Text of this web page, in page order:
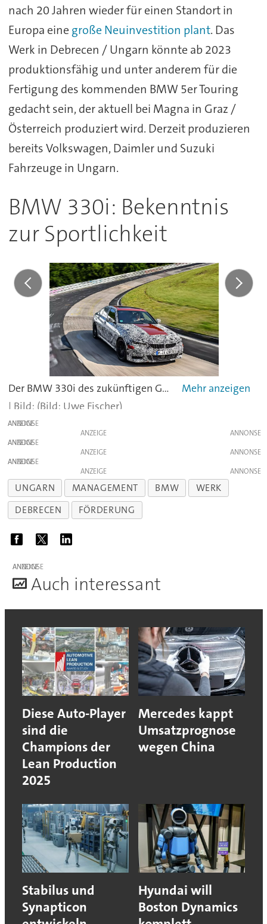
nach 20 Jahren wieder für einen Standort in
Europa eine große Neuinvestition plant. Das
Werk in Debrecen / Ungarn könnte ab 2023
produktionsfähig und unter anderem für die
Fertigung des kommenden BMW 5er Touring
gedacht sein, der aktuell bei Magna in Graz /
Österreich produziert wird. Derzeit produzieren
bereits Volkswagen, Daimler und Suzuki
Fahrzeuge in Ungarn.
BMW 330i: Bekenntnis
zur Sportlichkeit
Der BMW 330i des zukünftigen G20 soll das Kernmodell der neuen Baureihe werden.
(Bild: Uwe Fischer)
ANZEIGE
ANZEIGE
ANZEIGE
ANZEIGE
ANZEIGE
ANZEIGE
UNGARN MANAGEMENT BMW
WERK
DEBRECEN
FÖRDERUNG
ANZEIGE
Auch interessant
Diese Auto-Player
sind die
Champions der
Lean Production
2025
Mercedes kappt
Umsatzprognose
wegen China
Stabilus und
Synapticon
Hyundai will
Boston Dynamics